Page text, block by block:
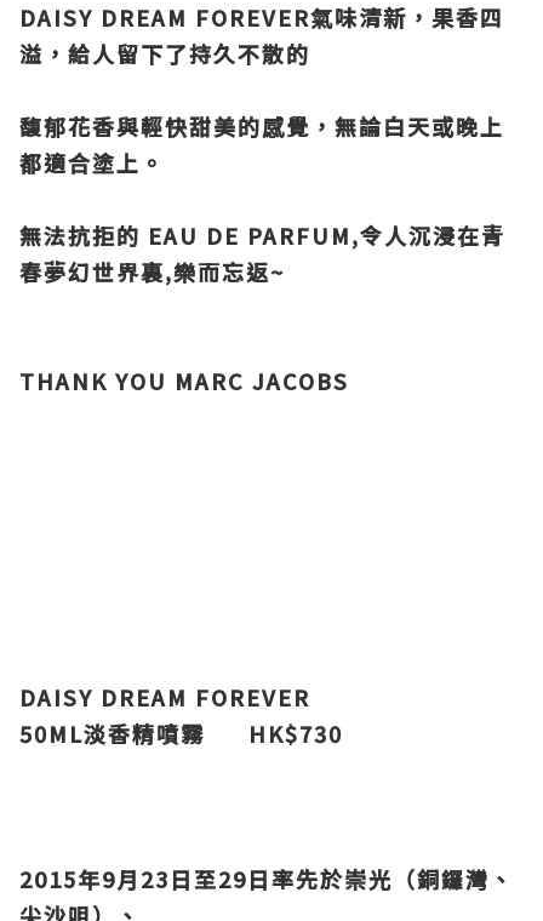
DAISY DREAM FOREVER氣味清新，果香四
溢，給人留下了持久不散的
馥郁花香與輕快甜美的感覺，無論白天或晚上
都適合塗上。
無法抗拒的 EAU DE PARFUM,令人沉浸在青
春夢幻世界裏,樂而忘返~
THANK YOU MARC JACOBS
DAISY DREAM FOREVER
50ML淡香精噴霧 HK$730
2015年9月23日至29日率先於崇光（銅鑼灣、